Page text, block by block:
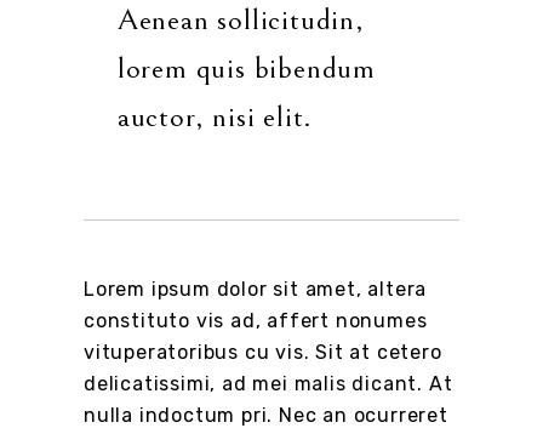
Aenean sollicitudin,
lorem quis bibendum
auctor, nisi elit.
Lorem ipsum dolor sit amet, altera
constituto vis ad, affert nonumes
vituperatoribus cu vis. Sit at cetero
delicatissimi, ad mei malis dicant. At
nulla indoctum pri. Nec an ocurreret